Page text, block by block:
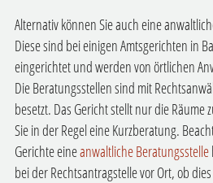
Alternativ können Sie auch eine
Diese sind bei einigen Amtsgerichten in
eingerichtetund werden von örtlichen
Die Beratungsstellen sind mit
besetzt. Das Gericht stellt nur die Räume
Sie in der Regel eine Kurzberatung.
Gerichte eineanwaltliche Beratungsstelle
bei der Rechtsantragstelle vor Ort, ob